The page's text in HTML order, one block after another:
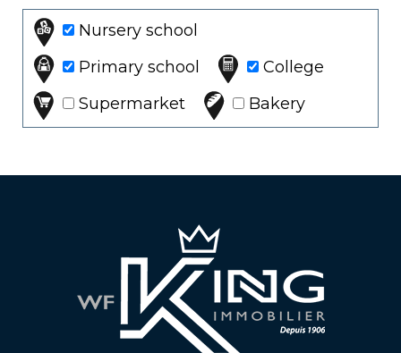
Nursery school
Primary school
College
Supermarket
Bakery